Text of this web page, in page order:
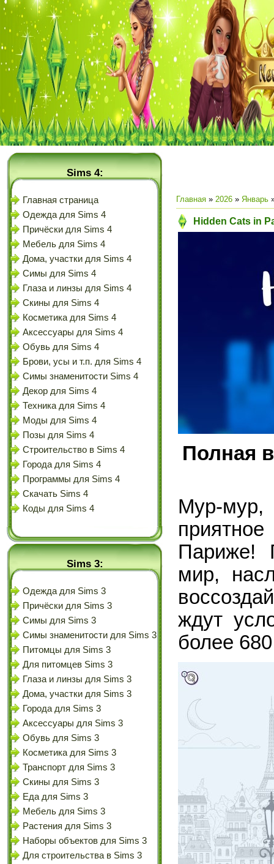
Sims 4:
Главная страница
Одежда для Sims 4
Причёски для Sims 4
Мебель для Sims 4
Дома, участки для Sims 4
Симы для Sims 4
Глаза и линзы для Sims 4
Скины для Sims 4
Косметика для Sims 4
Аксессуары для Sims 4
Обувь для Sims 4
Брови, усы и т.п. для Sims 4
Симы знаменитости Sims 4
Декор для Sims 4
Техника для Sims 4
Моды для Sims 4
Позы для Sims 4
Строительство в Sims 4
Города для Sims 4
Программы для Sims 4
Скачать Sims 4
Коды для Sims 4
Sims 3:
Одежда для Sims 3
Причёски для Sims 3
Симы для Sims 3
Симы знаменитости для Sims 3
Питомцы для Sims 3
Для питомцев Sims 3
Глаза и линзы для Sims 3
Дома, участки для Sims 3
Города для Sims 3
Аксессуары для Sims 3
Обувь для Sims 3
Косметика для Sims 3
Транспорт для Sims 3
Скины для Sims 3
Еда для Sims 3
Мебель для Sims 3
Растения для Sims 3
Наборы объектов для Sims 3
Для строительства в Sims 3
Главная » 2026 » Январь
Hidden Cats in
Полная
Мур-
Париже!
мир,
ждут
более